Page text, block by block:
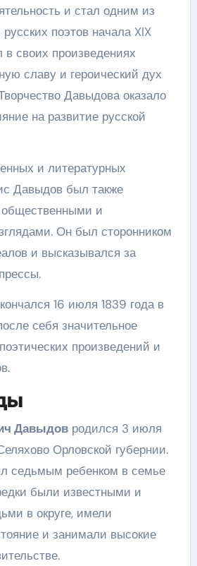
и стал одним из
поэтов начала XIX
в своих произведениях
славу и героический дух
Давыдова оказало
на развитие русской
и литературных
Давыдов был также
и
Он был сторонником
и высказывался за
16 июля 1839 года в
себя значительное
произведений и
Давыдовродился 3 июля
Орловской губернии.
седьмым ребенком в семье
были известными и
в округе, имели
и занимали высокие